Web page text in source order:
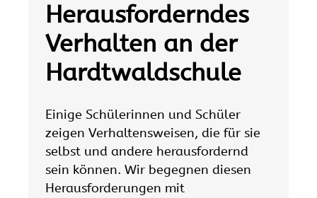
Herausforderndes
Verhalten an der
Hardtwaldschule
Einige Schülerinnen und Schüler
zeigen Verhaltensweisen, die für sie
selbst und andere herausfordernd
sein können. Wir begegnen diesen
Herausforderungen mit